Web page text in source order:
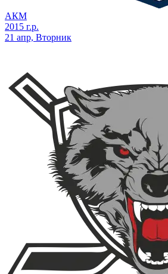
АКМ
2015 г.р.
21 апр, Вторник